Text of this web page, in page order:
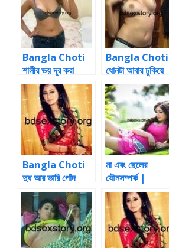
Bangla Choti
শালীর ভয় দূর করা
দুলাভাইয়ের কর্তব্য বটে
Bangla Choti
ধোনটা আবার ঢুকিয়ে
দিলাম ভেজা গুদে
Bangla Choti
দুধ আর ভারি পোঁদ
মা এবং ছেলের
যৌনসম্পর্ক |
Bangla Choti